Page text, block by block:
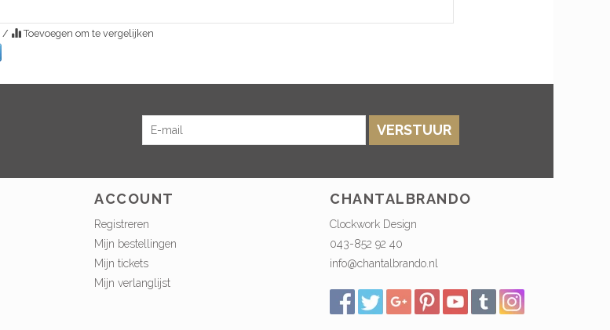
/ Toevoegen om te vergelijken
VERSTUUR
ACCOUNT
Registreren
Mijn bestellingen
Mijn tickets
Mijn verlanglijst
CHANTALBRANDO
Clockwork Design
043-852 92 40
info@chantalbrando.nl